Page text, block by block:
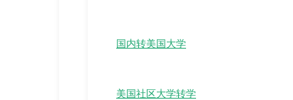
国内转美国大学
美国社区大学转学